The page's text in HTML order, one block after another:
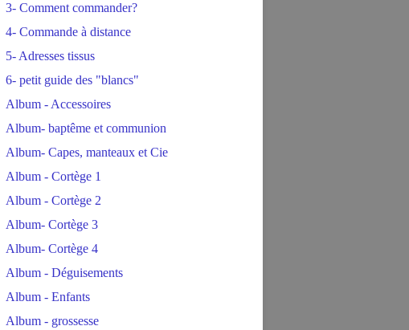
3- Comment commander?
4- Commande à distance
5- Adresses tissus
6- petit guide des "blancs"
Album - Accessoires
Album- baptême et communion
Album- Capes, manteaux et Cie
Album - Cortège 1
Album - Cortège 2
Album- Cortège 3
Album- Cortège 4
Album - Déguisements
Album - Enfants
Album - grossesse